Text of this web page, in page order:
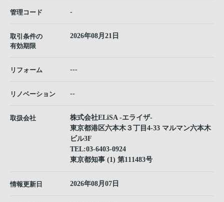
管理コード -
取引条件の
有効期限
2026年08月21日
リフォーム ---
リノベーション --
取扱会社
株式会社ELiSA -エライザ-
東京都港区六本木３丁目4-33 マルマン六本木
ビル3F
TEL:03-6403-0924
東京都知事 (1) 第111483号
情報更新日 2026年08月07日